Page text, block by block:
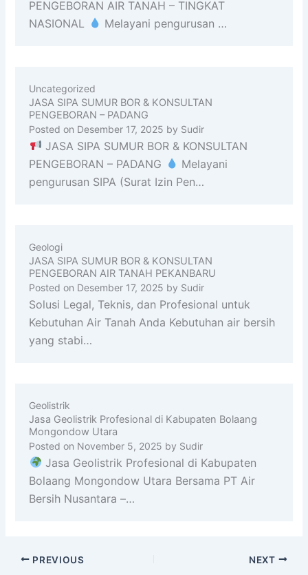
PENGEBORAN AIR TANAH – TINGKAT
NASIONAL
Melayani pengurusan …
Uncategorized
JASA SIPA SUMUR BOR & KONSULTAN
PENGEBORAN – PADANG
Posted on Desember 17, 2025 by Sudir
JASA SIPA SUMUR BOR & KONSULTAN
PENGEBORAN – PADANG
Melayani
pengurusan SIPA (Surat Izin Pen…
Geologi
JASA SIPA SUMUR BOR & KONSULTAN
PENGEBORAN AIR TANAH PEKANBARU
Posted on Desember 17, 2025 by Sudir
Solusi Legal, Teknis, dan Profesional untuk
Kebutuhan Air Tanah Anda Kebutuhan air bersih
yang stabi…
Geolistrik
Jasa Geolistrik Profesional di Kabupaten Bolaang
Mongondow Utara
Posted on November 5, 2025 by Sudir
Jasa Geolistrik Profesional di Kabupaten
Bolaang Mongondow Utara Bersama PT Air
Bersih Nusantara –…
PREVIOUS NEXT